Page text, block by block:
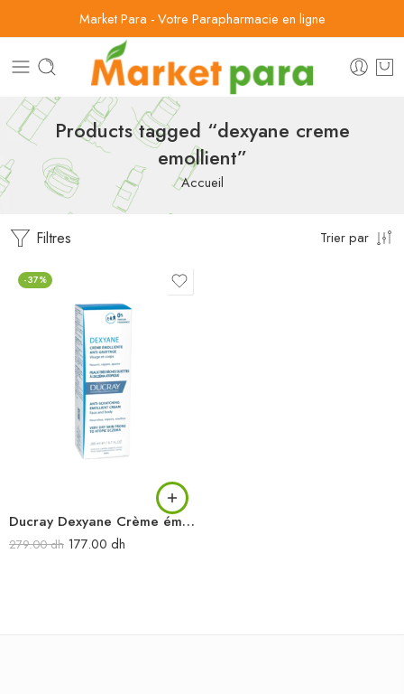
Market Para - Votre Parapharmacie en ligne
Products tagged “dexyane creme
emollient”
Accueil
Filtres Trier par
-37%
Ducray Dexyane Crème émolliente anti-grattage 200 ml
279.00dh 177.00 dh